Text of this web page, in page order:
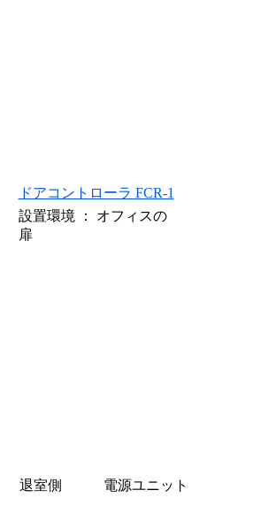
ドアコントローラ FCR-1
設置環境 ： オフィスの
扉
退室側 電源ユニット